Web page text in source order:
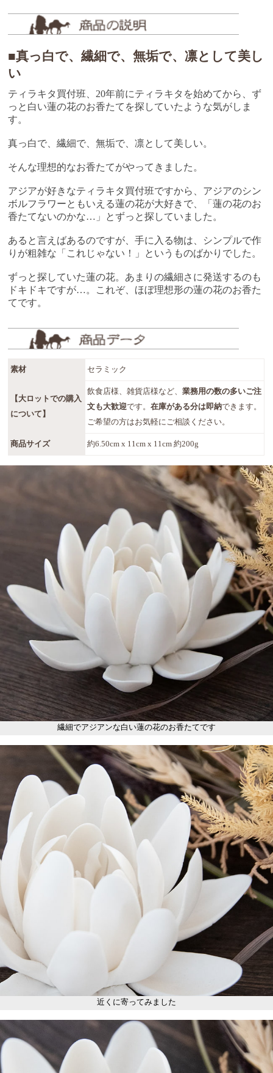
■真っ白で、繊細で、無垢で、凛として美し
い
ティラキタ買付班、20年前にティラキタを始めてから、ず
っと白い蓮の花のお香たてを探していたような気がしま
す。
真っ白で、繊細で、無垢で、凛として美しい。
そんな理想的なお香たてがやってきました。
アジアが好きなティラキタ買付班ですから、アジアのシン
ボルフラワーともいえる蓮の花が大好きで、「蓮の花のお
香たてないのかな…」とずっと探していました。
あると言えばあるのですが、手に入る物は、シンプルで作
りが粗雑な「これじゃない！」というものばかりでした。
ずっと探していた蓮の花。あまりの繊細さに発送するのも
ドキドキですが…。これぞ、ほぼ理想形の蓮の花のお香た
てです。
素材 セラミック
【大ロットでの購入
について】
飲食店様、雑貨店様など、業務用の数の多いご注
文も大歓迎です。在庫がある分は即納できます。
ご希望の方はお気軽にご相談ください。
商品サイズ 約6.50cm x 11cm x 11cm 約200g
繊細でアジアンな白い蓮の花のお香たてです
近くに寄ってみました